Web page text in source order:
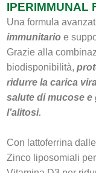
IPERIMMUNAL
Una formula
immunitario e
Grazie alla
biodisponibilità,
ridurre la carica
salute di mucose
l’alitosi.
Con lattoferrina
Zinco liposomiali